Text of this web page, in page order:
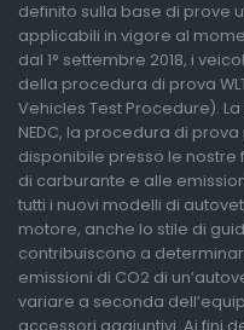
definito sulla base di prove
applicabili in vigore al
dal 1° settembre 2018, i
della procedura di prova
Vehicles Test Procedure).
NEDC, la procedura di
disponibile presso le nostre
di carburante e alle
tutti i nuovi modelli di
motore, anche lo stile di
contribuiscono a
emissioni di CO2 di
variare a seconda